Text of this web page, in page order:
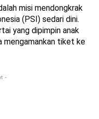
misi mendongkrak
(PSI) sedari dini.
yang dipimpin anak
mengamankan tiket ke
-